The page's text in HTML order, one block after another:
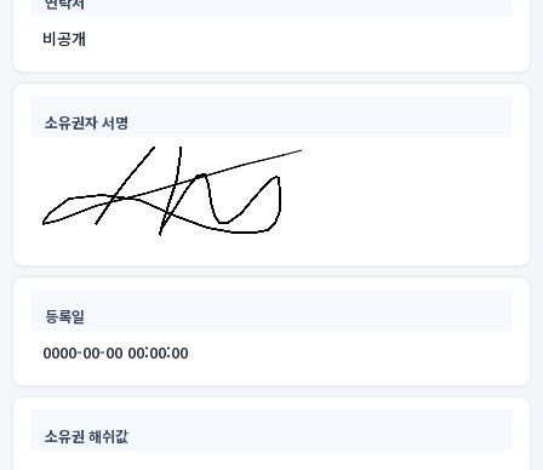
비공개
소유권자 서명
등록일
0000-00-00 00:00:00
소유권 해쉬값